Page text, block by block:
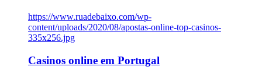
https://www.ruadebaixo.com/wp-
content/uploads/2020/08/apostas-online-top-casinos-
335x256.jpg
Casinos online em Portugal